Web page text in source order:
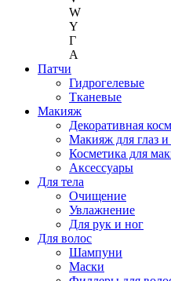
W
Y
Г
A
Патчи
Гидрогелевые
Тканевые
Макияж
Декоративная
Макияж для глаз и
Косметика для
Аксессуары
Для тела
Очищение
Увлажнение
Для рук и ног
Для волос
Шампуни
Маски